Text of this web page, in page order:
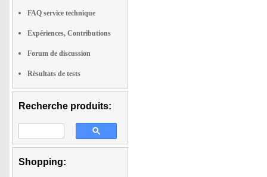
FAQ service technique
Expériences, Contributions
Forum de discussion
Résultats de tests
Recherche produits:
Shopping: